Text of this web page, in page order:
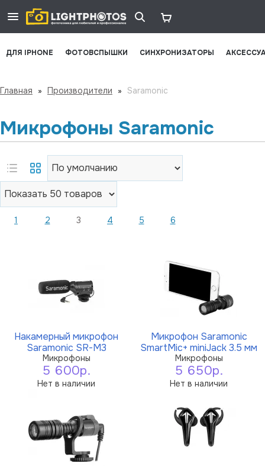
ДЛЯ IPHONE ФОТОВСПЫШКИ СИНХРОНИЗАТОРЫ
Главная » Производители » Saramonic
Микрофоны Saramonic
1 2 3 4 5 6
Накамерный микрофон
Saramonic SR-M3
Микрофоны
5 600р.
Нет в наличии
Микрофон Saramonic
SmartMic+ miniJack 3.5 мм
Микрофоны
5 650р.
Нет в наличии